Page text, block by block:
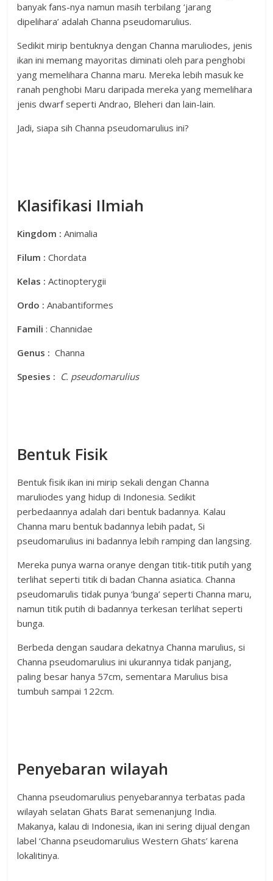
banyak fans-nya namun masih terbilang ‘jarang
dipelihara’ adalah Channa pseudomarulius.
Sedikit mirip bentuknya dengan Channa maruliodes, jenis
ikan ini memang mayoritas diminati oleh para penghobi
yang memelihara Channa maru. Mereka lebih masuk ke
ranah penghobi Maru daripada mereka yang memelihara
jenis dwarf seperti Andrao, Bleheri dan lain-lain.
Jadi, siapa sih Channa pseudomarulius ini?
Klasifikasi Ilmiah
Kingdom : Animalia
Filum : Chordata
Kelas : Actinopterygii
Ordo : Anabantiformes
Famili : Channidae
Genus : Channa
Spesies : C. pseudomarulius
Bentuk Fisik
Bentuk fisik ikan ini mirip sekali dengan Channa
maruliodes yang hidup di Indonesia. Sedikit
perbedaannya adalah dari bentuk badannya. Kalau
Channa maru bentuk badannya lebih padat, Si
pseudomarulius ini badannya lebih ramping dan langsing.
Mereka punya warna oranye dengan titik-titik putih yang
terlihat seperti titik di badan Channa asiatica. Channa
pseudomarulis tidak punya ‘bunga’ seperti Channa maru,
namun titik putih di badannya terkesan terlihat seperti
bunga.
Berbeda dengan saudara dekatnya Channa marulius, si
Channa pseudomarulius ini ukurannya tidak panjang,
paling besar hanya 57cm, sementara Marulius bisa
tumbuh sampai 122cm.
Penyebaran wilayah
Channa pseudomarulius penyebarannya terbatas pada
wilayah selatan Ghats Barat semenanjung India.
Makanya, kalau di Indonesia, ikan ini sering dijual dengan
label ‘Channa pseudomarulius Western Ghats’ karena
lokalitinya.